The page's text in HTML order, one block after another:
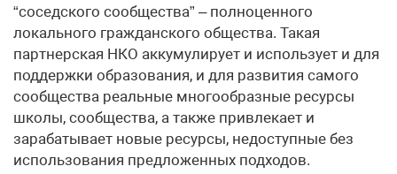
“соседского сообщества” – полноценного
локального гражданского общества. Такая
партнерская НКО аккумулирует и использует и для
поддержки образования, и для развития самого
сообщества реальные многообразные ресурсы
школы, сообщества, а также привлекает и
зарабатывает новые ресурсы, недоступные без
использования предложенных подходов.